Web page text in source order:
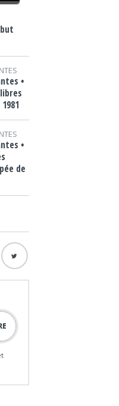
•
•
de